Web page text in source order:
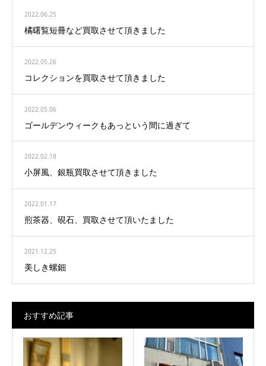
2022.06.25
橘曙覧短冊など買取させて頂きました
2022.05.26
コレクションを買取させて頂きました
2022.05.06
ゴールデンウィークもあっという間に過ぎて
2022.02.18
小屏風、銀瓶買取させて頂きました
2022.01.17
煎茶器、硯石、買取させて頂いたました
2021.12.25
美しき螺鈿
おすすめ記事